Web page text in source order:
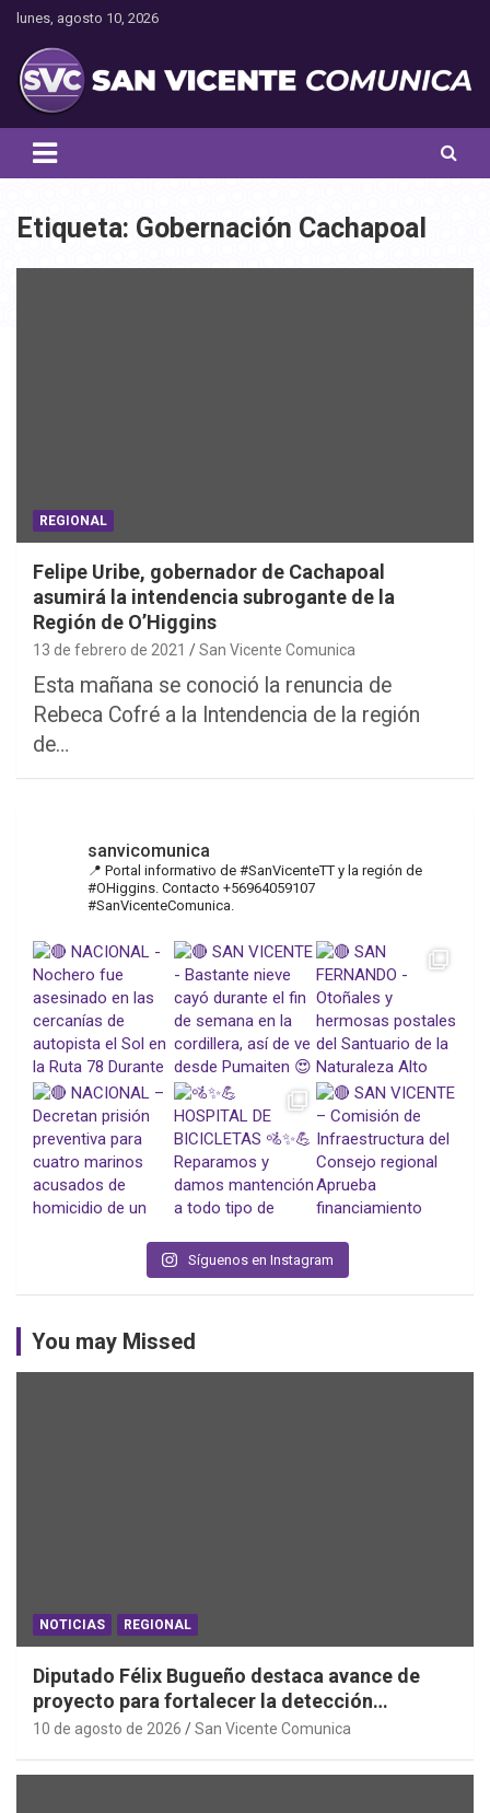
Saltar
contenido
lunes, agosto 10, 2026
San Vicente Comunica
Toda la actualidad noticiosa de nuestra comuna
Etiqueta: Gobernación Cachapoal
REGIONAL
Felipe Uribe, gobernador de Cachapoal
asumirá la intendencia subrogante de la
Región de O’Higgins
13 de febrero de 2021 San Vicente Comunica
Esta mañana se conoció la renuncia de
Rebeca Cofré a la Intendencia de la región
de…
sanvicomunica
📍 Portal informativo de #SanVicenteTT y la región de
#OHiggins. Contacto +56964059107
#SanVicenteComunica.
Síguenos en Instagram
You may Missed
NOTICIAS REGIONAL
Diputado Félix Bugueño destaca avance de
proyecto para fortalecer la detección
temprana del cáncer de tiroides
10 de agosto de 2026 San Vicente Comunica